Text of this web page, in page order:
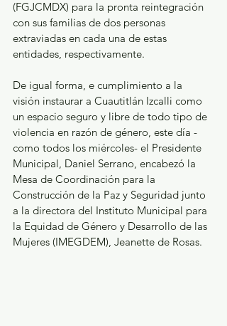
(FGJCMDX) para la pronta reintegración
con sus familias de dos personas
extraviadas en cada una de estas
entidades, respectivamente.
De igual forma, e cumplimiento a la
visión instaurar a Cuautitlán Izcalli como
un espacio seguro y libre de todo tipo de
violencia en razón de género, este día -
como todos los miércoles- el Presidente
Municipal, Daniel Serrano, encabezó la
Mesa de Coordinación para la
Construcción de la Paz y Seguridad junto
a la directora del Instituto Municipal para
la Equidad de Género y Desarrollo de las
Mujeres (IMEGDEM), Jeanette de Rosas.